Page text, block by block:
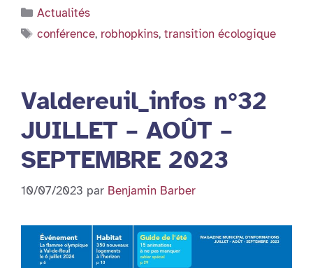
Catégories
Actualités
Étiquettes
conférence, robhopkins,transition écologique
Valdereuil_infos n°32
JUILLET – AOÛT –
SEPTEMBRE 2023
10/07/2023 par Benjamin Barber